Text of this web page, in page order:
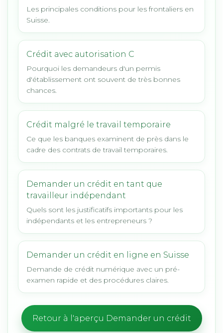
Les principales conditions pour les frontaliers en
Suisse.
Crédit avec autorisation C
Pourquoi les demandeurs d'un permis
d'établissement ont souvent de très bonnes
chances.
Crédit malgré le travail temporaire
Ce que les banques examinent de près dans le
cadre des contrats de travail temporaires.
Demander un crédit en tant que
travailleur indépendant
Quels sont les justificatifs importants pour les
indépendants et les entrepreneurs ?
Demander un crédit en ligne en Suisse
Demande de crédit numérique avec un pré-
examen rapide et des procédures claires.
Retour à l'aperçu Demander un crédit